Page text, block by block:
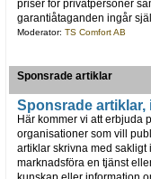
priser för privatpersoner
garantiåtaganden ingår
Moderator: TS Comfort AB
Sponsrade artiklar
Sponsrade artiklar,
Här kommer vi att erbjuda
organisationer som vill
artiklar skrivna med sakligt
marknadsföra en tjänst